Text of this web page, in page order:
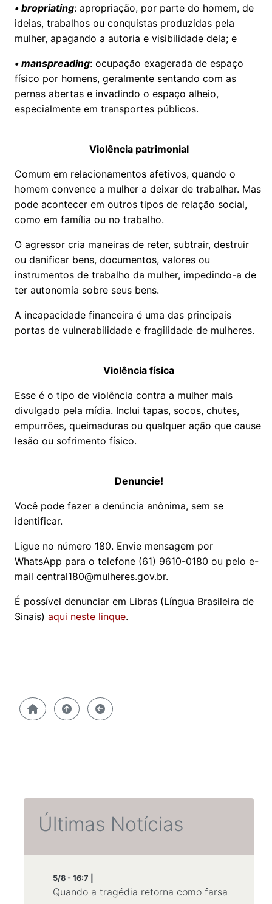
• bropriating: apropriação, por parte do homem, de
ideias, trabalhos ou conquistas produzidas pela
mulher, apagando a autoria e visibilidade dela; e
• manspreading: ocupação exagerada de espaço
físico por homens, geralmente sentando com as
pernas abertas e invadindo o espaço alheio,
especialmente em transportes públicos.
Violência patrimonial
Comum em relacionamentos afetivos, quando o
homem convence a mulher a deixar de trabalhar. Mas
pode acontecer em outros tipos de relação social,
como em família ou no trabalho.
O agressor cria maneiras de reter, subtrair, destruir
ou danificar bens, documentos, valores ou
instrumentos de trabalho da mulher, impedindo-a de
ter autonomia sobre seus bens.
A incapacidade financeira é uma das principais
portas de vulnerabilidade e fragilidade de mulheres.
Violência física
Esse é o tipo de violência contra a mulher mais
divulgado pela mídia. Inclui tapas, socos, chutes,
empurrões, queimaduras ou qualquer ação que cause
lesão ou sofrimento físico.
Denuncie!
Você pode fazer a denúncia anônima, sem se
identificar.
Ligue no número 180. Envie mensagem por
WhatsApp para o telefone (61) 9610-0180 ou pelo e-
mail central180@mulheres.gov.br.
É possível denunciar em Libras (Língua Brasileira de
Sinais) aqui neste linque.
Últimas Notícias
5/8 - 16:7 |
Quando a tragédia retorna como farsa